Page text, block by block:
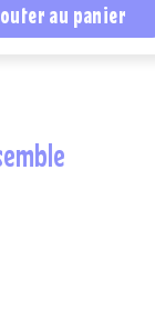
au panier